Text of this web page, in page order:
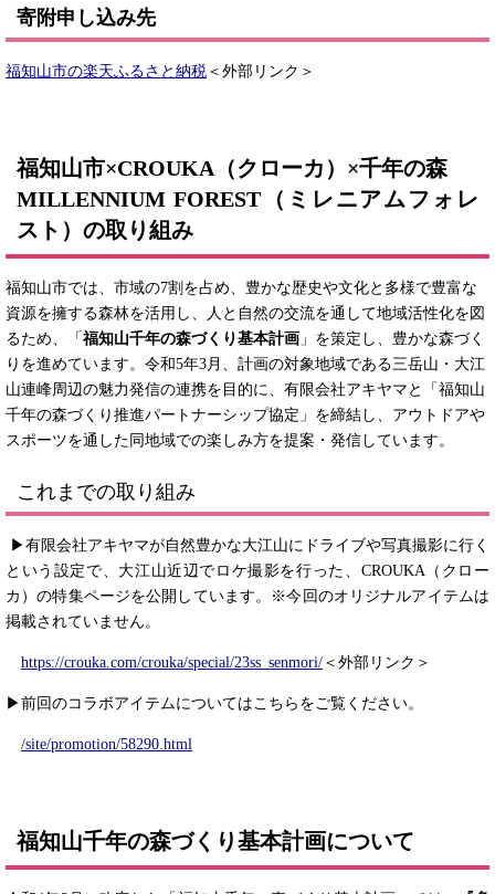
寄附申し込み先
福知山市の楽天ふるさと納税 ＜外部リンク＞
福知山市×CROUKA（クローカ）×千年の森
MILLENNIUM FOREST（ミレニアムフォレ
スト）の取り組み
福知山市では、市域の7割を占め、豊かな歴史や文化と多様で豊富な
資源を擁する森林を活用し、人と自然の交流を通して地域活性化を図
るため、「福知山千年の森づくり基本計画 」を策定し、豊かな森づく
りを進めています。令和5年3月、計画の対象地域である三岳山・大江
山連峰周辺の魅力発信の連携を目的に、有限会社アキヤマと「福知山
千年の森づくり推進パートナーシップ協定」を締結し、アウトドアや
スポーツを通した同地域での楽しみ方を提案・発信しています。
これまでの取り組み
▶有限会社アキヤマが自然豊かな大江山にドライブや写真撮影に行く
という設定で、大江山近辺でロケ撮影を行った、CROUKA（クロー
カ）の特集ページを公開しています。※今回のオリジナルアイテムは
掲載されていません。
https://crouka.com/crouka/special/23ss_senmori/ ＜外部リンク＞
▶前回のコラボアイテムについてはこちらをご覧ください。
/site/promotion/58290.html
福知山千年の森づくり基本計画について